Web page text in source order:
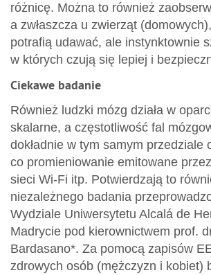
różnicę. Można to również
a zwłaszcza u zwierząt
potrafią udawać, ale instynktownie
w których czują się lepiej i
Ciekawe badanie
Również ludzki mózg działa w
skalarne, a częstotliwość fal
dokładnie w tym samym przedziale
co promieniowanie emitowane
sieci Wi-Fi itp. Potwierdzają to
niezależnego badania
Wydziale Uniwersytetu Alcalá de
Madrycie pod kierownictwem prof.
Bardasano*. Za pomocą zapisów
zdrowych osób (mężczyzn i kobiet)